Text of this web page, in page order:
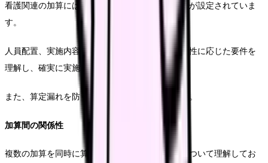
看護関連の加算には、それぞれ具体的な算定要件が設定されていま
す。
人員配置、実施内容、記録要件など、各加算の特性に応じた要件を
理解し、確実に実施することが求められます。
また、算定漏れを防ぐための確認体制も重要です。
加算間の関係性
複数の加算を同時に算定する場合、その関係性について理解してお